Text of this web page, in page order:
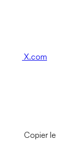
X.com
Copier le